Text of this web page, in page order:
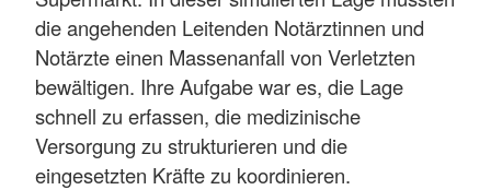
die angehenden Leitenden Notärztinnen und
Notärzte einen Massenanfall von Verletzten
bewältigen. Ihre Aufgabe war es, die Lage
schnell zu erfassen, die medizinische
Versorgung zu strukturieren und die
eingesetzten Kräfte zu koordinieren.